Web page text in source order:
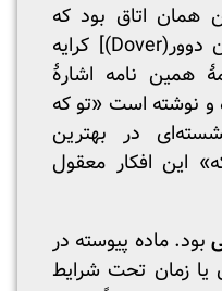
همان اتاق بود که
شؤرلمر در پانسیون [خیابان دوور(Dover)] کرایه
همین نامه اشارۀ
و نوشته است «تو که
در بهترین
این افکار معقول
بود. ماده پیوسته در
زمان تحت شرایط